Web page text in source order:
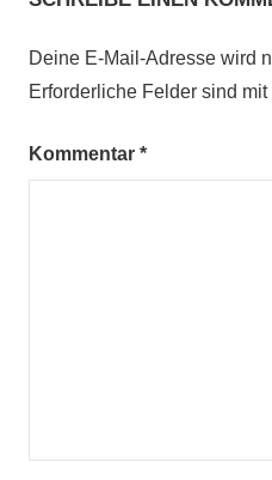
Deine E-Mail-Adresse wird
Erforderliche Felder sind mit
Kommentar *